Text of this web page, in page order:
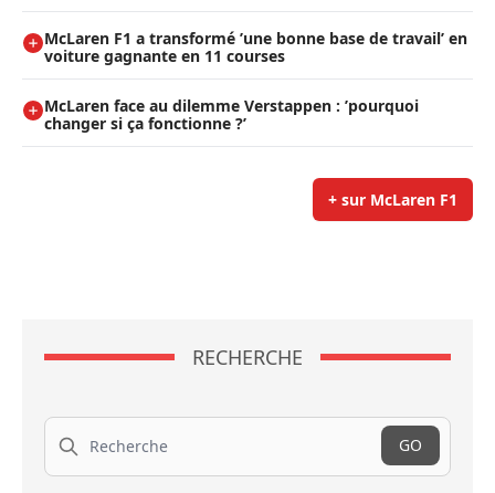
McLaren F1 a transformé ’une bonne base de travail’ en
voiture gagnante en 11 courses
McLaren face au dilemme Verstappen : ’pourquoi
changer si ça fonctionne ?’
+ sur McLaren F1
RECHERCHE
Recherche
GO